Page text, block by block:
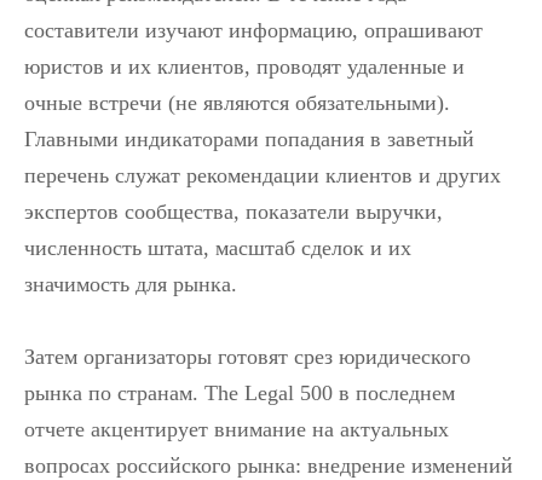
составители изучают информацию, опрашивают
юристов и их клиентов, проводят удаленные и
очные встречи (не являются обязательными).
Главными индикаторами попадания в заветный
перечень служат рекомендации клиентов и других
экспертов сообщества, показатели выручки,
численность штата, масштаб сделок и их
значимость для рынка.
Затем организаторы готовят срез юридического
рынка по странам. The Legal 500 в последнем
отчете акцентирует внимание на актуальных
вопросах российского рынка: внедрение изменений